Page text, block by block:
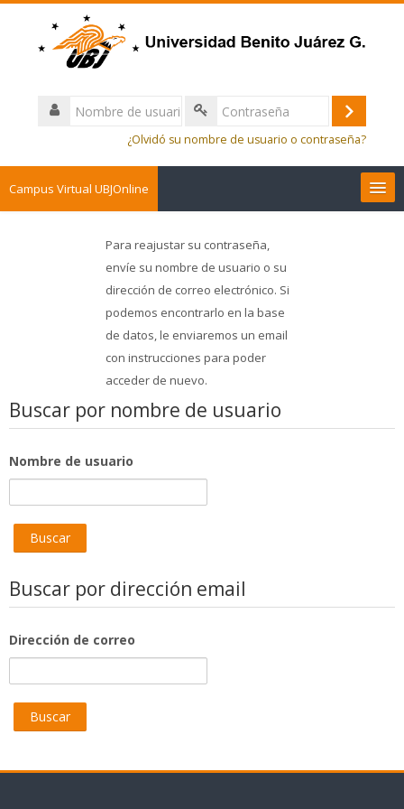
¿Olvidó su nombre de usuario o contraseña?
Campus Virtual UBJOnline
Para reajustar su contraseña,
envíe su nombre de usuario o su
dirección de correo electrónico. Si
podemos encontrarlo en la base
de datos, le enviaremos un email
con instrucciones para poder
acceder de nuevo.
Buscar por nombre de usuario
Nombre de usuario
Buscar por dirección email
Dirección de correo